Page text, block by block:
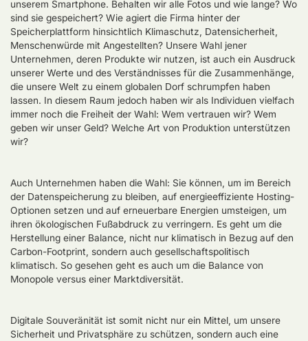
unserem Smartphone. Behalten wir alle Fotos und wie lange? Wo
sind sie gespeichert? Wie agiert die Firma hinter der
Speicherplattform hinsichtlich Klimaschutz, Datensicherheit,
Menschenwürde mit Angestellten? Unsere Wahl jener
Unternehmen, deren Produkte wir nutzen, ist auch ein Ausdruck
unserer Werte und des Verständnisses für die Zusammenhänge,
die unsere Welt zu einem globalen Dorf schrumpfen haben
lassen. In diesem Raum jedoch haben wir als Individuen vielfach
immer noch die Freiheit der Wahl: Wem vertrauen wir? Wem
geben wir unser Geld? Welche Art von Produktion unterstützen
wir?
Auch Unternehmen haben die Wahl: Sie können, um im Bereich
der Datenspeicherung zu bleiben, auf energieeffiziente Hosting-
Optionen setzen und auf erneuerbare Energien umsteigen, um
ihren ökologischen Fußabdruck zu verringern. Es geht um die
Herstellung einer Balance, nicht nur klimatisch in Bezug auf den
Carbon-Footprint, sondern auch gesellschaftspolitisch
klimatisch. So gesehen geht es auch um die Balance von
Monopole versus einer Marktdiversität.
Digitale Souveränität ist somit nicht nur ein Mittel, um unsere
Sicherheit und Privatsphäre zu schützen, sondern auch eine